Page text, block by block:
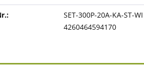
SET-300P-20A-KA-ST-WI
4260464594170